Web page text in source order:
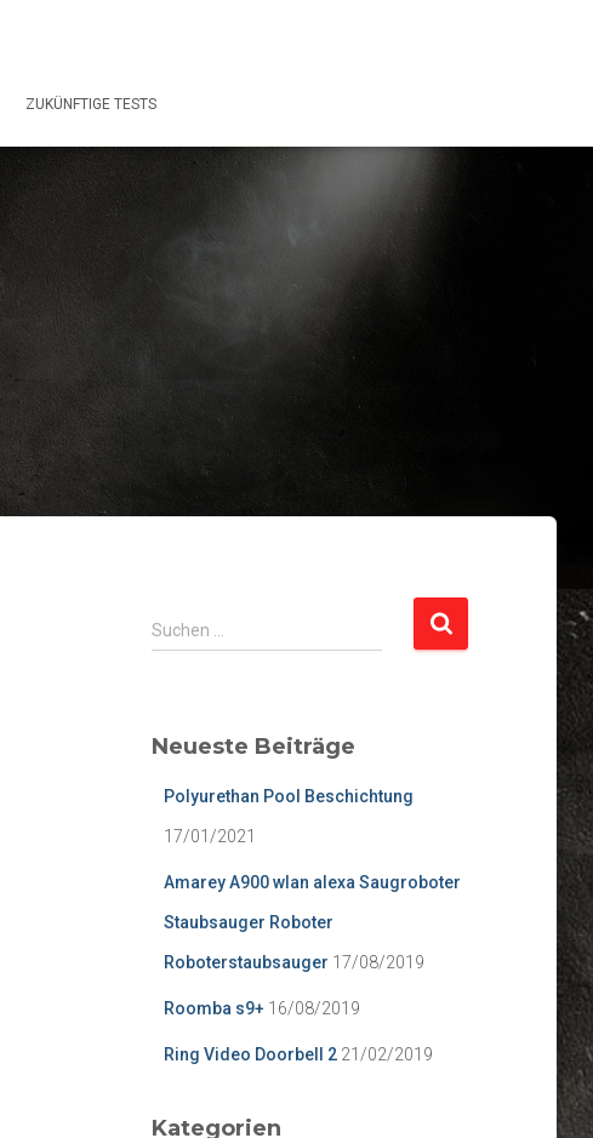
ZUKÜNFTIGE TESTS
S
u
n
Suchen …
Neueste Beiträge
Polyurethan Pool Beschichtung
17/01/2021
Amarey A900 wlan alexa Saugroboter
Staubsauger Roboter
Roboterstaubsauger 17/08/2019
Roomba s9+ 16/08/2019
Ring Video Doorbell 2 21/02/2019
Kategorien